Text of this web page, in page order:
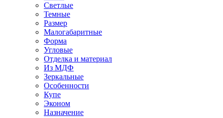
Светлые
Темные
Размер
Малогабаритные
Форма
Угловые
Отделка и материал
Из МДФ
Зеркальные
Особенности
Купе
Эконом
Назначение